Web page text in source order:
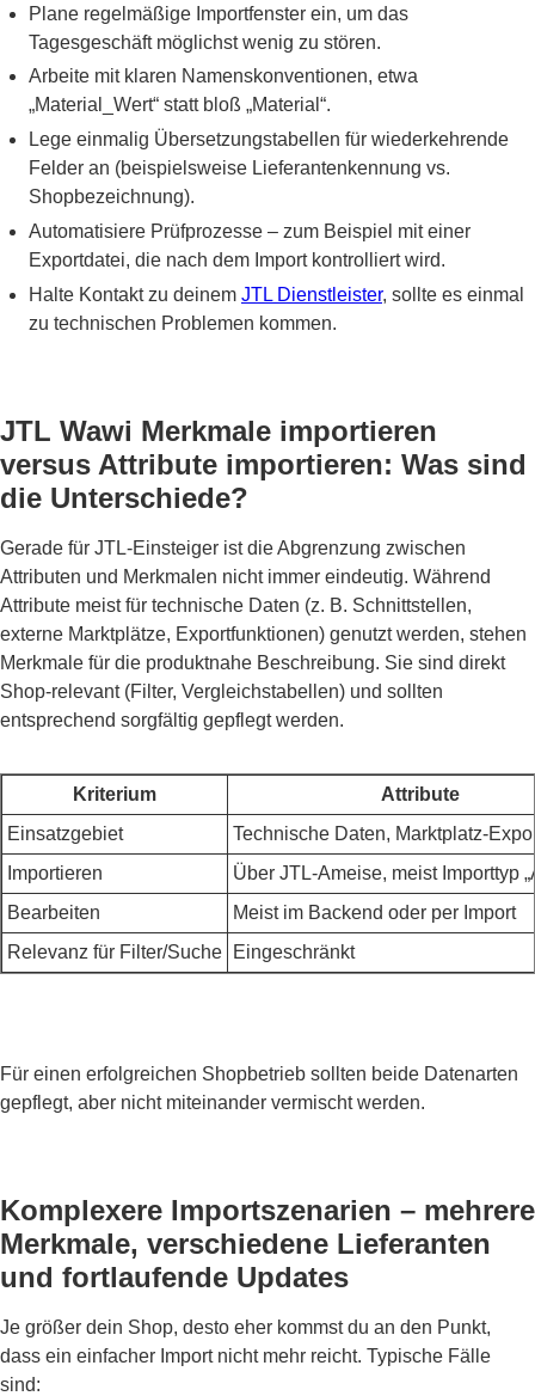
Plane regelmäßige Importfenster ein, um das
Tagesgeschäft möglichst wenig zu stören.
Arbeite mit klaren Namenskonventionen, etwa
„Material_Wert“ statt bloß „Material“.
Lege einmalig Übersetzungstabellen für wiederkehrende
Felder an (beispielsweise Lieferantenkennung vs.
Shopbezeichnung).
Automatisiere Prüfprozesse – zum Beispiel mit einer
Exportdatei, die nach dem Import kontrolliert wird.
Halte Kontakt zu deinem JTL Dienstleister, sollte es einmal
zu technischen Problemen kommen.
JTL Wawi Merkmale importieren
versus Attribute importieren: Was sind
die Unterschiede?
Gerade für JTL-Einsteiger ist die Abgrenzung zwischen
Attributen und Merkmalen nicht immer eindeutig. Während
Attribute meist für technische Daten (z. B. Schnittstellen,
externe Marktplätze, Exportfunktionen) genutzt werden, stehen
Merkmale für die produktnahe Beschreibung. Sie sind direkt
Shop-relevant (Filter, Vergleichstabellen) und sollten
entsprechend sorgfältig gepflegt werden.
Kriterium
Attribute
Einsatzgebiet
Technische Daten, Marktplatz-
Importieren
Über JTL-Ameise, meist Importtyp
Bearbeiten
Meist im Backend oder per Import
Relevanz für Filter/Suche
Eingeschränkt
Für einen erfolgreichen Shopbetrieb sollten beide Datenarten
gepflegt, aber nicht miteinander vermischt werden.
Komplexere Importszenarien – mehrere
Merkmale, verschiedene Lieferanten
und fortlaufende Updates
Je größer dein Shop, desto eher kommst du an den Punkt,
dass ein einfacher Import nicht mehr reicht. Typische Fälle
sind: